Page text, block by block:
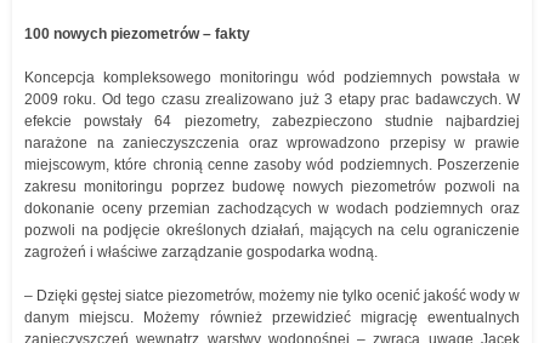
100 nowych piezometrów – fakty
Koncepcja kompleksowego monitoringu wód podziemnych powstała w
2009 roku. Od tego czasu zrealizowano już 3 etapy prac badawczych. W
efekcie powstały 64 piezometry, zabezpieczono studnie najbardziej
narażone na zanieczyszczenia oraz wprowadzono przepisy w prawie
miejscowym, które chronią cenne zasoby wód podziemnych. Poszerzenie
zakresu monitoringu poprzez budowę nowych piezometrów pozwoli na
dokonanie oceny przemian zachodzących w wodach podziemnych oraz
pozwoli na podjęcie określonych działań, mających na celu ograniczenie
zagrożeń i właściwe zarządzanie gospodarka wodną.
– Dzięki gęstej siatce piezometrów, możemy nie tylko ocenić jakość wody w
danym miejscu. Możemy również przewidzieć migrację ewentualnych
zanieczyszczeń wewnątrz warstwy wodonośnej – zwraca uwagę Jacek